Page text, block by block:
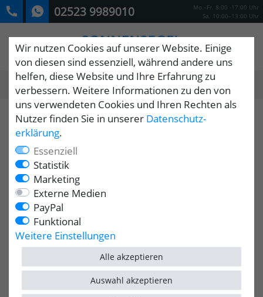
02523 9989010
Mo.–Fr. 8:00 -17:00 Uhr
Sa. 10:00–13:00 Uhr
0
Wir nutzen Cookies auf unserer Website. Einige
von diesen sind essenziell, während andere uns
helfen, diese Website und Ihre Erfahrung zu
verbessern. Weitere Informationen zu den von
uns verwendeten Cookies und Ihren Rechten als
Nutzer finden Sie in unserer Daten­schutz­
erklärung.
Essenziell
Statistik
Marketing
Externe Medien
PayPal
Funktional
Weitere Einstellungen
Alle akzeptieren
Auswahl akzeptieren